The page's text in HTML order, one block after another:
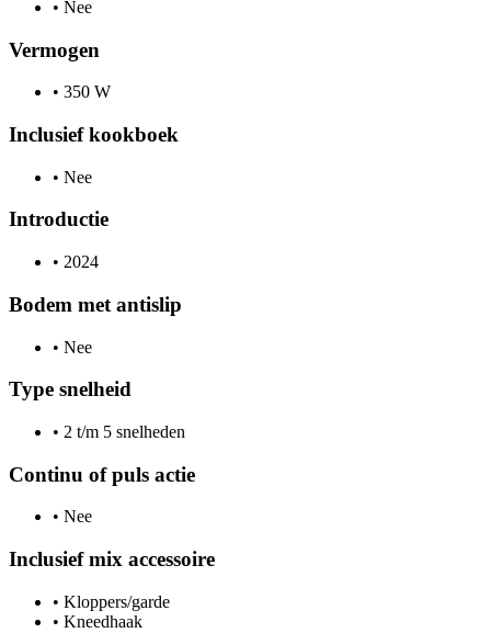
• Nee
Vermogen
• 350 W
Inclusief kookboek
• Nee
Introductie
• 2024
Bodem met antislip
• Nee
Type snelheid
• 2 t/m 5 snelheden
Continu of puls actie
• Nee
Inclusief mix accessoire
• Kloppers/garde
• Kneedhaak